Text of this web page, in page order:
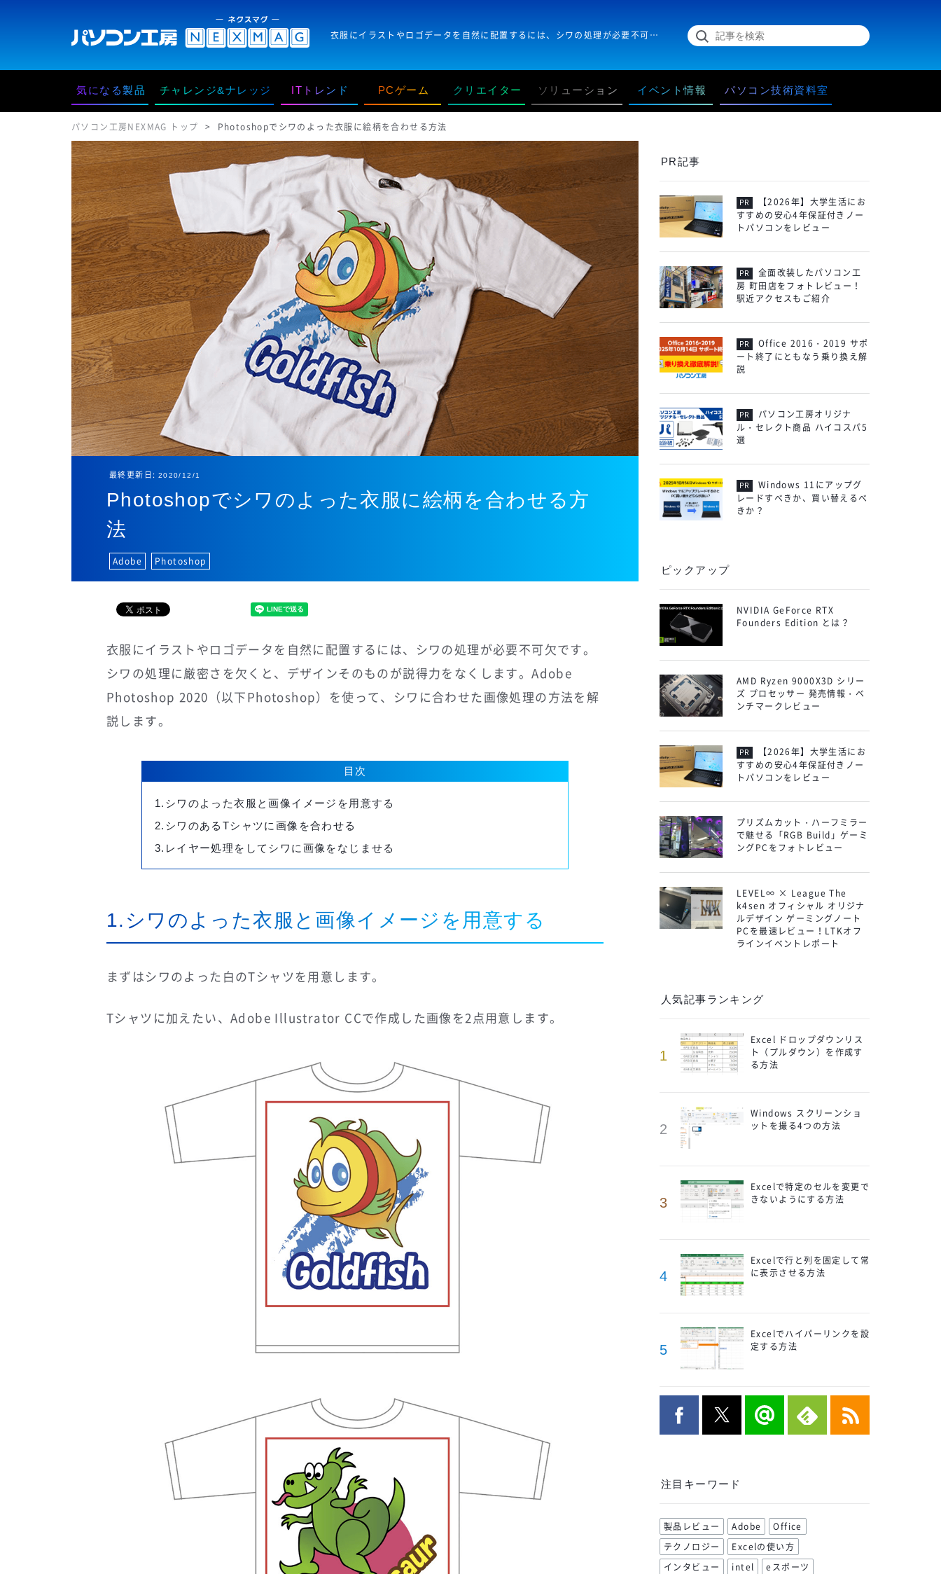
衣服にイラストやロゴデータを自然に配置するには、シワの処理が必要不可欠です。シワの処理に厳密さを欠くと、デザインそのものが説得力をなくします。Adobe Photoshop 2020（以下Photoshop）を使って、シワに合わせた画像処理の方法を解説します。
気になる製品 チャレンジ&ナレッジ ITトレンド PCゲーム クリエイター ソリューション イベント情報 パソコン技術資料室
パソコン工房NEXMAG トップ Photoshopでシワのよった衣服に絵柄を合わせる方法
最終更新日: 2020/12/1
Photoshopでシワのよった衣服に絵柄を合わせる方
法
Adobe Photoshop
衣服にイラストやロゴデータを自然に配置するには、シワの処理が必要不可欠です。
シワの処理に厳密さを欠くと、デザインそのものが説得力をなくします。Adobe
Photoshop 2020（以下Photoshop）を使って、シワに合わせた画像処理の方法を解
説します。
目次
1.シワのよった衣服と画像イメージを用意する
2.シワのあるTシャツに画像を合わせる
3.レイヤー処理をしてシワに画像をなじませる
1.シワのよった衣服と画像イメージを用意する
まずはシワのよった白のTシャツを用意します。
Tシャツに加えたい、Adobe Illustrator CCで作成した画像を2点用意します。
PR記事
【2026年】大学生活にお
すすめの安心4年保証付きノー
トパソコンをレビュー
全面改装したパソコン工
房 町田店をフォトレビュー！
駅近アクセスもご紹介
Office 2016・2019 サポ
ート終了にともなう乗り換え解
説
パソコン工房オリジナ
ル・セレクト商品 ハイコスパ5
選
Windows 11にアップグ
レードすべきか、買い替えるべ
きか？
ピックアップ
NVIDIA GeForce RTX
Founders Edition とは？
AMD Ryzen 9000X3D シリー
ズ プロセッサー 発売情報・ベ
ンチマークレビュー
【2026年】大学生活にお
すすめの安心4年保証付きノー
トパソコンをレビュー
プリズムカット・ハーフミラー
で魅せる「RGB Build」ゲーミ
ングPCをフォトレビュー
LEVEL∞ × League The
k4sen オフィシャル オリジナ
ルデザイン ゲーミングノート
PCを最速レビュー！LTKオフ
ラインイベントレポート
人気記事ランキング
1
Excel ドロップダウンリス
ト（プルダウン）を作成す
る方法
2
Windows スクリーンショ
ットを撮る4つの方法
3
Excelで特定のセルを変更で
きないようにする方法
4
Excelで行と列を固定して常
に表示させる方法
5
Excelでハイパーリンクを設
定する方法
注目キーワード
製品レビュー Adobe
Office
テクノロジー
Excelの使い方
インタビュー
intel
eスポーツ